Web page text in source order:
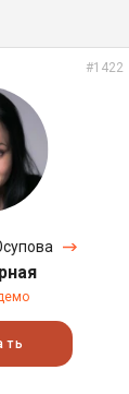
#1422